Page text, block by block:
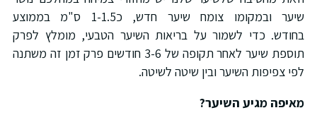
שיער ובמקומו צומח שיער חדש, כ1-1.5 ס"מ בממוצע
כדי לשמור על בריאות השיער הטבעי, מומלץ לפרק
תוספת שיער לאחר תקופה של 3-6 חודשים פרק זמן זה משתנה
צפיפות השיער ובין שיטה לשיטה.
מגיע השיער?